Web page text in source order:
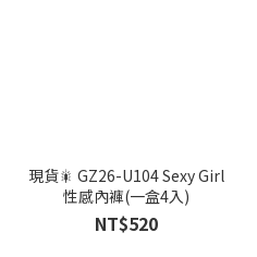
現貨🎇 GZ26-U104 Sexy Girl
性感內褲(一盒4入)
NT$520